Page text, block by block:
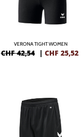
VERONA TIGHT WOMEN
CHF 42,54 | CHF 25,52